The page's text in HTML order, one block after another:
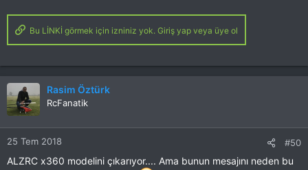
Bu LİNKİ görmek için izniniz yok. Giriş yap veya üye ol
Rasim Öztürk
RcFanatik
25 Tem 2018 #50
ALZRC x360 modelini çıkarıyor.... Ama bunun mesajını neden bu